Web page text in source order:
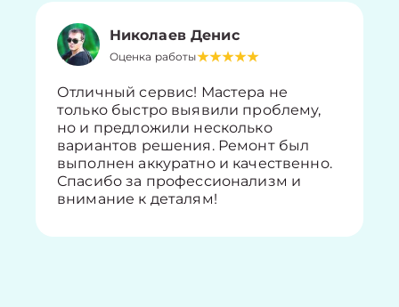
Николаев Денис
Оценка работы
Отличный сервис! Мастера не
только быстро выявили проблему,
но и предложили несколько
вариантов решения. Ремонт был
выполнен аккуратно и качественно.
Спасибо за профессионализм и
внимание к деталям!